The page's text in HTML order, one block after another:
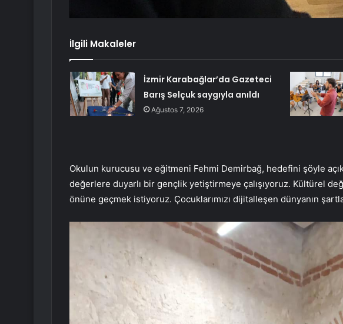
İlgili Makaleler
İzmir Karabağlar’da Gazeteci
Barış Selçuk saygıyla anıldı
Ağustos 7, 2026
Okulun kurucusu ve eğitmeni Fehmi Demirbağ, hedefini şöyle
değerlere duyarlı bir gençlik yetiştirmeye çalışıyoruz. Kültürel
önüne geçmek istiyoruz. Çocuklarımızı dijitalleşen dünyanın